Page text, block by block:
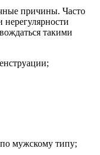
причины. Часто
нерегулярности
такими
мужскому типу;